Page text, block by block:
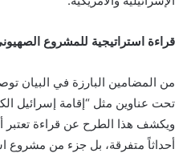
قراءة استراتيجية للمشروع
من المضامين البارزة في البيان
تحت عناوين مثل “إقامة إسرائيل
ويكشف هذا الطرح عن قراءة
أحداثاً متفرقة، بل جزء من